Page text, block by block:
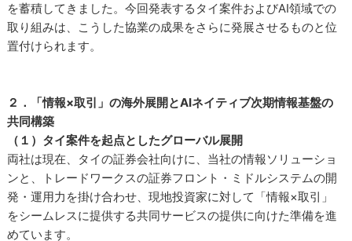
を蓄積してきました。今回発表するタイ案件およびAI領域での
取り組みは、こうした協業の成果をさらに発展させるものと位
置付けられます。
２．「情報×取引」の海外展開とAIネイティブ次期情報基盤の
共同構築
（１）タイ案件を起点としたグローバル展開
両社は現在、タイの証券会社向けに、当社の情報ソリューショ
ンと、トレードワークスの証券フロント・ミドルシステムの開
発・運用力を掛け合わせ、現地投資家に対して「情報×取引」
をシームレスに提供する共同サービスの提供に向けた準備を進
めています。